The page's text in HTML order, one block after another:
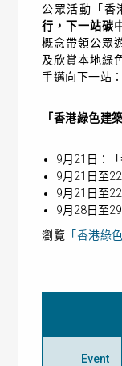
公眾活動「香
行，下一站碳
概念帶領公眾
及欣賞本地綠
手邁向下一站
「香港綠色建
9月21日：
9月21日至
9月21日至
9月28日至
瀏覽 「香港綠
Event